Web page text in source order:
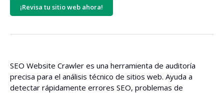
¡Revisa tu sitio web ahora!
SEO Website Crawler es una herramienta de auditoría
precisa para el análisis técnico de sitios web. Ayuda a
detectar rápidamente errores SEO, problemas de